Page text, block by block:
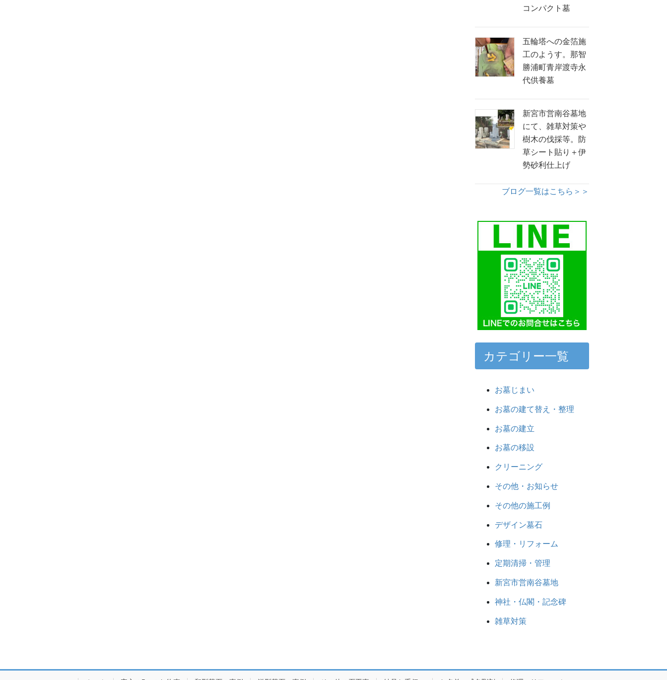
コンパクト墓
五輪塔への金箔施
工のようす。那智
勝浦町青岸渡寺永
代供養墓
新宮市営南谷墓地
にて、雑草対策や
樹木の伐採等。防
草シート貼り＋伊
勢砂利仕上げ
ブログ一覧はこちら＞＞
カテゴリー一覧
お墓じまい
お墓の建て替え・整理
お墓の建立
お墓の移設
クリーニング
その他・お知らせ
その他の施工例
デザイン墓石
修理・リフォーム
定期清掃・管理
新宮市営南谷墓地
神社・仏閣・記念碑
雑草対策